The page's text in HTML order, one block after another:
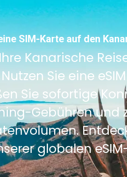
SIM-Karte auf den
Kanarische
Sie eine
Sie sofortige
Gebühren und
globalen